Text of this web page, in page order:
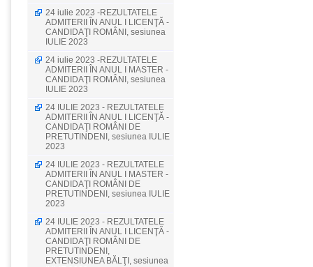
24 iulie 2023 -REZULTATELE
ADMITERII ÎN ANUL I LICENŢĂ -
CANDIDAŢI ROMÂNI, sesiunea
IULIE 2023
24 iulie 2023 -REZULTATELE
ADMITERII ÎN ANUL I MASTER -
CANDIDAŢI ROMÂNI, sesiunea
IULIE 2023
24 IULIE 2023 - REZULTATELE
ADMITERII ÎN ANUL I LICENŢĂ -
CANDIDAŢI ROMÂNI DE
PRETUTINDENI, sesiunea IULIE
2023
24 IULIE 2023 - REZULTATELE
ADMITERII ÎN ANUL I MASTER -
CANDIDAŢI ROMÂNI DE
PRETUTINDENI, sesiunea IULIE
2023
24 IULIE 2023 - REZULTATELE
ADMITERII ÎN ANUL I LICENŢĂ -
CANDIDAŢI ROMÂNI DE
PRETUTINDENI,
EXTENSIUNEA BĂLŢI, sesiunea